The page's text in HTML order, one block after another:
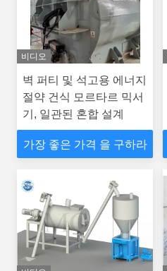
비디오
벽 퍼티 및 석고용 에너지
절약 건식 모르타르 믹서
기, 일관된 혼합 설계
가장 좋은 가격 을 구하라